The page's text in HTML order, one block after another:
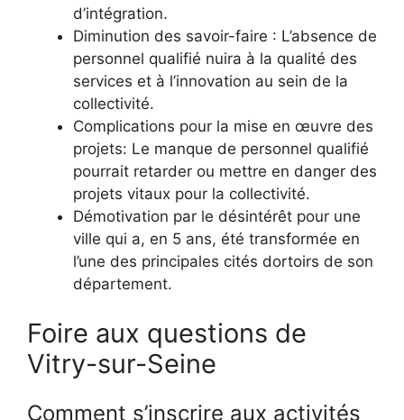
d’intégration.
Diminution des savoir-faire : L’absence de
personnel qualifié nuira à la qualité des
services et à l’innovation au sein de la
collectivité.
Complications pour la mise en œuvre des
projets: Le manque de personnel qualifié
pourrait retarder ou mettre en danger des
projets vitaux pour la collectivité.
Démotivation par le désintérêt pour une
ville qui a, en 5 ans, été transformée en
l’une des principales cités dortoirs de son
département.
Foire aux questions de
Vitry-sur-Seine
Comment s’inscrire aux activités